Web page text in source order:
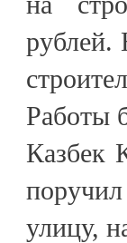
рублей.
Работы
Казбек
улицу,